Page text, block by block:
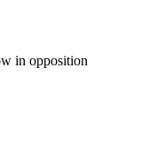
in opposition